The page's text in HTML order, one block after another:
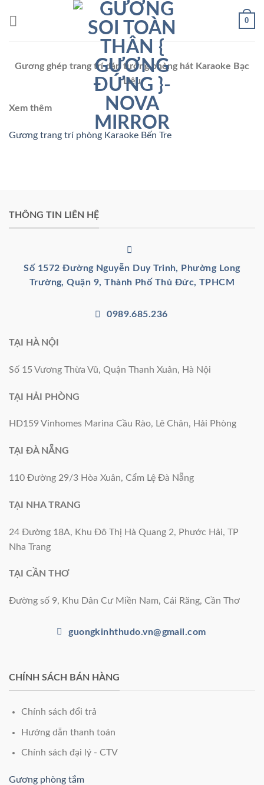
0
Gương ghép trang trí dán tường phòng hát Karaoke Bạc
Liêu
Xem thêm
Gương trang trí phòng Karaoke Bến Tre
THÔNG TIN LIÊN HỆ
Số 1572 Đường Nguyễn Duy Trinh, Phường Long
Trường, Quận 9, Thành Phố Thủ Đức, TPHCM
0989.685.236
TẠI HÀ NỘI
Số 15 Vương Thừa Vũ, Quận Thanh Xuân, Hà Nội
TẠI HẢI PHÒNG
HD159 Vinhomes Marina Cầu Rào, Lê Chân, Hải Phòng
TẠI ĐÀ NẴNG
110 Đường 29/3 Hòa Xuân, Cẩm Lệ Đà Nẵng
TẠI NHA TRANG
24 Đường 18A, Khu Đô Thị Hà Quang 2, Phước Hải, TP
Nha Trang
TẠI CẦN THƠ
Đường số 9, Khu Dân Cư Miền Nam, Cái Răng, Cần Thơ
guongkinhthudo.vn@gmail.com
CHÍNH SÁCH BÁN HÀNG
Chính sách đổi trả
Hướng dẫn thanh toán
Chính sách đại lý - CTV
Gương phòng tắm